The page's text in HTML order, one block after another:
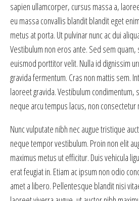
sapien ullamcorper, cursus massa a,
eu massa convallis blandit blandit eget
metus at porta. Ut pulvinar nunc ac dui
Vestibulum non eros ante. Sed sem
euismod porttitor velit. Nulla id dignissim
gravida fermentum. Cras non mattis sem.
laoreet gravida. Vestibulum condimentum,
neque arcu tempus lacus, non consectetur
Nunc vulputate nibh nec augue tristique
neque tempor vestibulum. Proin non elit
maximus metus ut efficitur. Duis vehicula
erat feugiat in. Etiam ac ipsum non odio
amet a libero. Pellentesque blandit nisi